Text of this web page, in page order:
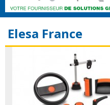
Elesa France